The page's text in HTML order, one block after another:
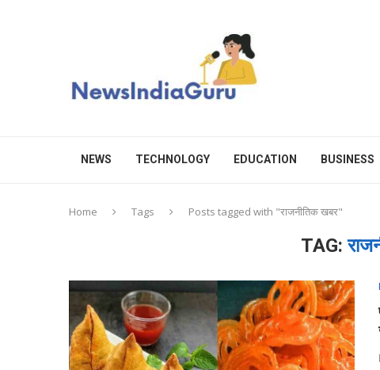
NEWS TECHNOLOGY EDUCATION BUSINESS
Home Tags Posts tagged with "राजनीतिक खबर"
TAG: